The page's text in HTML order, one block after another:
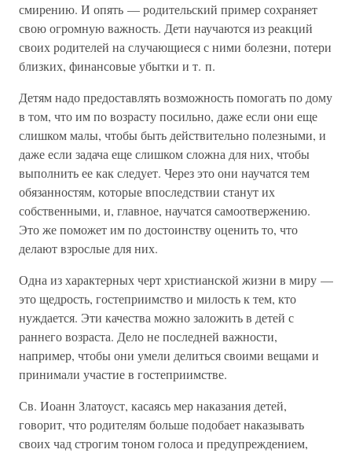
смирению. И опять — родительский пример сохраняет
свою огромную важность. Дети научаются из реакций
своих родителей на случающиеся с ними болезни, потери
близких, финансовые убытки и т. п.
Детям надо предоставлять возможность помогать по дому
в том, что им по возрасту посильно, даже если они еще
слишком малы, чтобы быть действительно полезными, и
даже если задача еще слишком сложна для них, чтобы
выполнить ее как следует. Через это они научатся тем
обязанностям, которые впоследствии станут их
собственными, и, главное, научатся самоотвержению.
Это же поможет им по достоинству оценить то, что
делают взрослые для них.
Одна из характерных черт христианской жизни в миру —
это щедрость, гостеприимство и милость к тем, кто
нуждается. Эти качества можно заложить в детей с
раннего возраста. Дело не последней важности,
например, чтобы они умели делиться своими вещами и
принимали участие в гостеприимстве.
Св. Иоанн Златоуст, касаясь мер наказания детей,
говорит, что родителям больше подобает наказывать
своих чад строгим тоном голоса и предупреждением,